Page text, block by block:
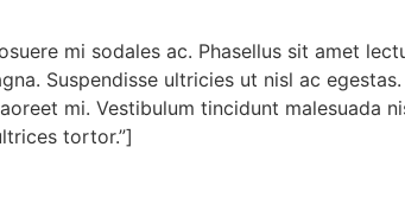
mi sodales ac. Phasellus sit amet
Suspendisse ultricies ut nisl ac
mi. Vestibulum tincidunt malesuada
tortor.”]